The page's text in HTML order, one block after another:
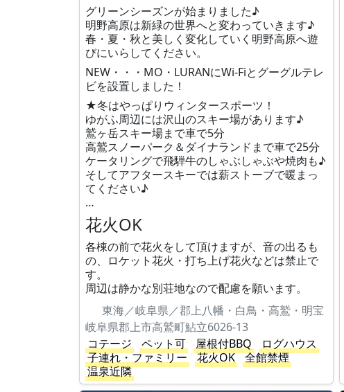
グリーンシーズンが始まりました♪
明野高原は新緑の世界へと変わっていきます♪
春・夏・秋と美しく変化していく明野高原へ遊
びにいらしてください。
NEW・・・MO・LURANにWi-Fiとグーグルテレ
ビを設置しました！
★冬はやっぱりウィンタースポーツ！
ゆがふ周辺には沢山のスキー場があります♪
鷲ヶ岳スキー場まで車で5分
高鷲スノーパーク＆ダイナランドまで車で25分
ケータリングで飛騨牛のしゃぶしゃぶや焼肉も♪
そしてアフタースキーでは薪ストーブで暖まっ
てください♪
…
花火OK
各棟の前で花火をして頂けますが、音の出るも
の、ロケット花火・打ち上げ花火などは禁止で
す。
周辺は静かな別荘地なので配慮を願います。
東海／岐阜県／郡上八幡・白鳥・高鷲・明宝
岐阜県郡上市高鷲町鮎立6026-13
コテージ
ペット可 屋根付BBQ
ログハウス
子連れ・ファミリー
花火OK
全館禁煙
温泉近隣